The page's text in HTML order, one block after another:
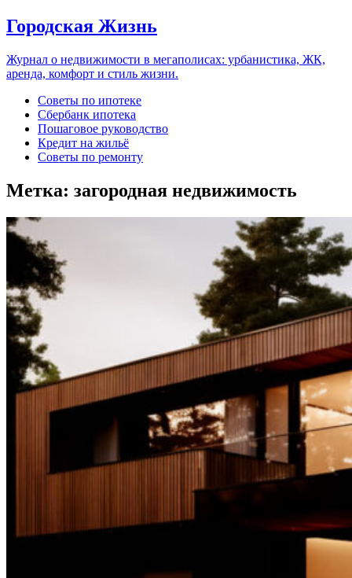
Городская Жизнь
Журнал о недвижимости в мегаполисах: урбанистика, ЖК,
аренда, комфорт и стиль жизни.
Советы по ипотеке
Сбербанк ипотека
Пошаговое руководство
Кредит на жильё
Советы по ремонту
Метка: загородная недвижимость